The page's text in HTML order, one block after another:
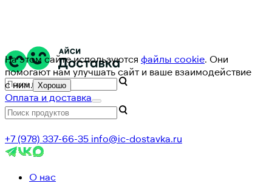
На этом сайте используются файлы cookie. Они
помогают нам улучшать сайт и ваше взаимодействие
с ним. Хорошо
Оплата и доставка
+7 (978) 337-66-35 info@ic-dostavka.ru
О нас